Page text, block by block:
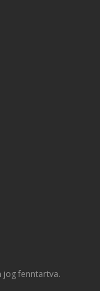
jog fenntartva.